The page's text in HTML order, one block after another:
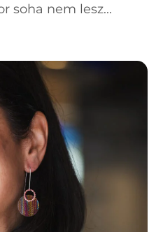
soha nem lesz...